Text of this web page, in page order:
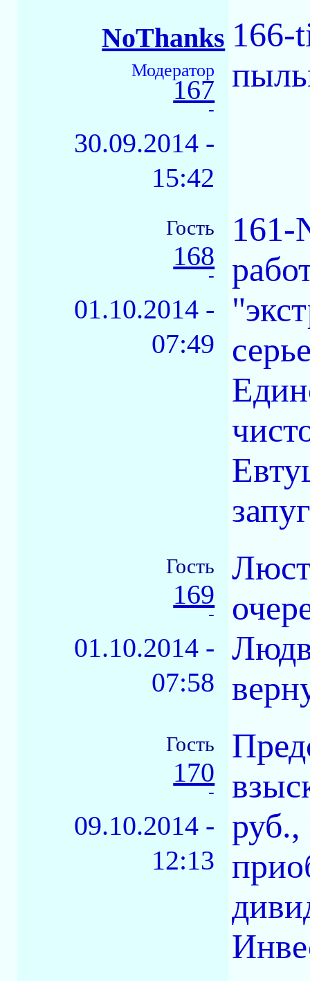
NoThanks
Модератор
167
-
30.09.2014 -
15:42
166-
Гость
168
-
01.10.2014 -
07:49
161-
Гость
169
-
01.10.2014 -
07:58
Гость
170
-
09.10.2014 -
12:13